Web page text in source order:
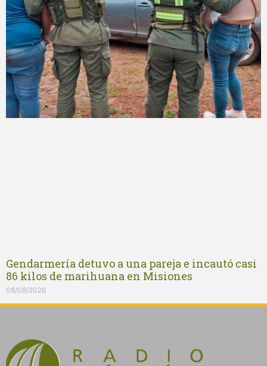
Gendarmería detuvo a una pareja e incautó casi
86 kilos de marihuana en Misiones
08/08/2026